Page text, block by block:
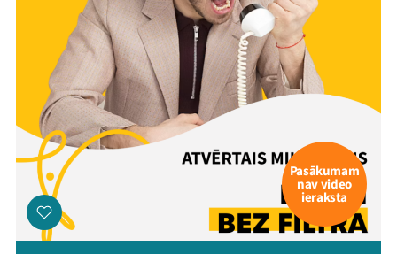
Pasākumam
nav video
ieraksta